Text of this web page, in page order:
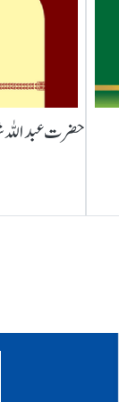
حضرت عبداللہ